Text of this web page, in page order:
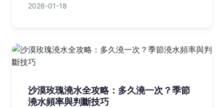
2026-01-18
沙漠玫瑰澆水全攻略：多久澆一次？季節
澆水頻率與判斷技巧